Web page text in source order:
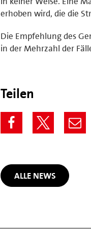
erhoben wird, die die
Die Empfehlung des
in der Mehrzahl der
Teilen
ALLE NEWS